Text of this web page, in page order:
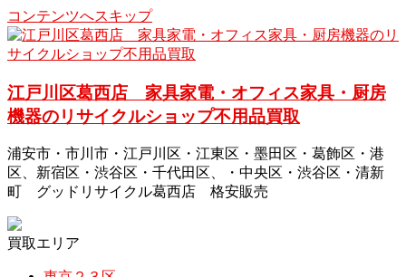
コンテンツへスキップ
江戸川区葛西店 家具家電・オフィス家具・厨房
機器のリサイクルショップ不用品買取
浦安市・市川市・江戸川区・江東区・墨田区・葛飾区・港
区、新宿区・渋谷区・千代田区、・中央区・渋谷区・清新
町 グッドリサイクル葛西店 格安販売
買取エリア